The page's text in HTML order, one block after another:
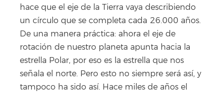
hace que el eje de la Tierra vaya describiendo
un círculo que se completa cada 26.000 años.
De una manera práctica: ahora el eje de
rotación de nuestro planeta apunta hacia la
estrella Polar, por eso es la estrella que nos
señala el norte. Pero esto no siempre será así, y
tampoco ha sido así. Hace miles de años el